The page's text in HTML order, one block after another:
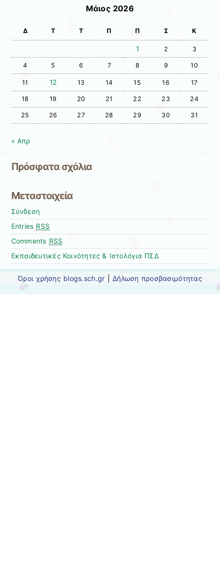
Μάιος 2026
Δ Τ Τ Π Π Σ Κ
1 2 3
4 5 6 7 8 9 10
11 12 13 14 15 16 17
18 19 20 21 22 23 24
25 26 27 28 29 30 31
« Απρ
Πρόσφατα σχόλια
Μεταστοιχεία
Σύνδεση
Entries RSS
Comments RSS
Εκπαιδευτικές Κοινότητες & Ιστολόγια ΠΣΔ
Όροι χρήσης blogs.sch.gr Δήλωση προσβασιμότητας